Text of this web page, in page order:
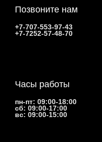
Позвоните нам
+7-707-553-97-43
+7-7252-57-48-70
Часы работы
пн-пт: 09:00-18:00
сб: 09:00-17:00
вс: 09:00-15:00